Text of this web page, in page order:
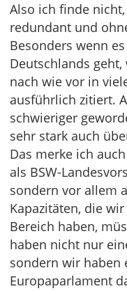
Also ich finde
redundant und
Besonders wenn
Deutschlands
nach wie vor in
ausführlich zitiert.
schwieriger
sehr stark auch
Das merke ich
als BSW-
sondern vor allem
Kapazitäten, die
Bereich haben,
haben nicht nur
sondern wir haben
Europaparlament